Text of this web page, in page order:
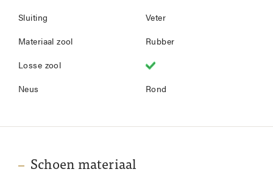
Sluiting Veter
Materiaal zool Rubber
Losse zool
Neus Rond
Schoen materiaal